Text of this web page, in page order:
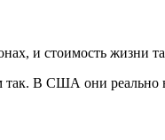
и стоимость
так. В США они